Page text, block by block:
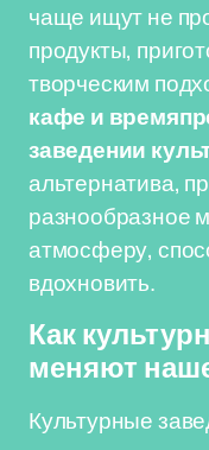
чаще ищут не
продукты,
творческим
кафе и
заведении
альтернатива,
разнообразное
атмосферу,
вдохновить.
Как
меняют
Культурные